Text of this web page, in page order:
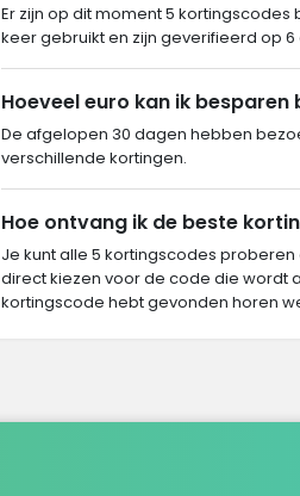
Er zijn op dit moment 5 kortingscodes
keer gebruikt en zijn geverifieerd op 6
Hoeveel euro kan ik besparen
De afgelopen 30 dagen hebben
verschillende kortingen.
Hoe ontvang ik de beste
Je kunt alle 5 kortingscodes
direct kiezen voor de code die wordt
kortingscode hebt gevonden horen